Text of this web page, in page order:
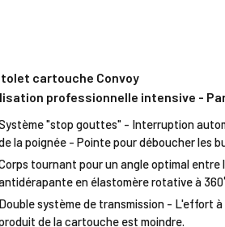
cartouche Convoy
professionnelle intensive -
"stop gouttes" - Interruption
la poignée - Pointe pour déboucher les
tournant pour un angle optimal
en élastomère rotative à
Double système de transmission - L'effort
de la cartouche est moindre.